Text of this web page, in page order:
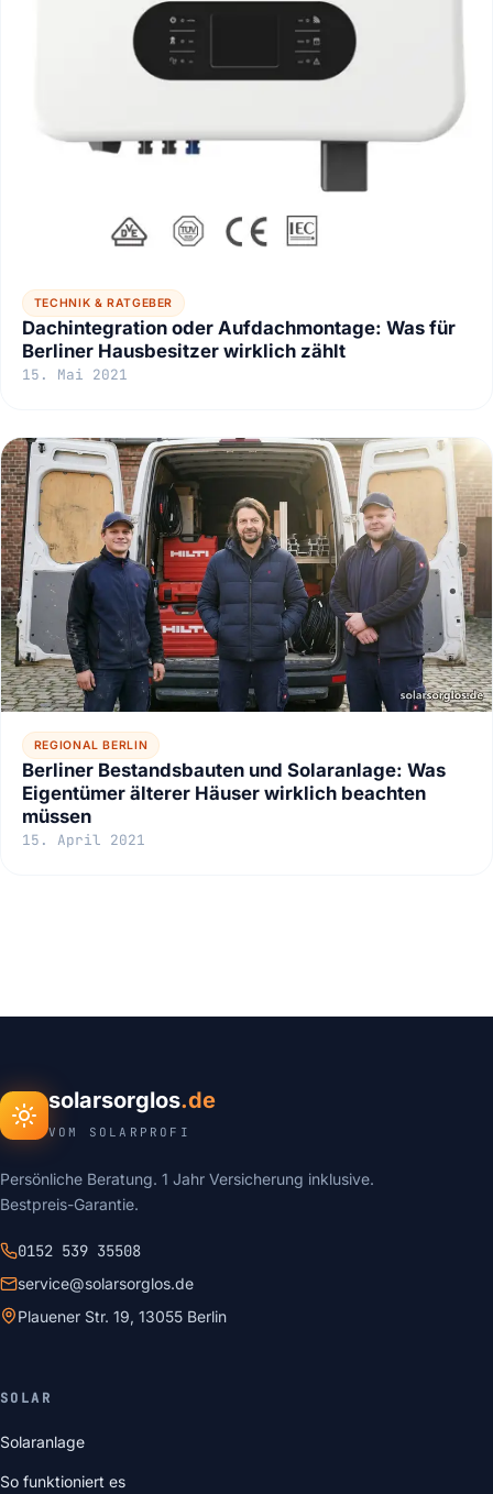
TECHNIK & RATGEBER
Dachintegration oder Aufdachmontage: Was für
Berliner Hausbesitzer wirklich zählt
15. Mai 2021
REGIONAL BERLIN
Berliner Bestandsbauten und Solaranlage: Was
Eigentümer älterer Häuser wirklich beachten
müssen
15. April 2021
solarsorglos.de
VOM SOLARPROFI
Persönliche Beratung. 1 Jahr Versicherung inklusive.
Bestpreis-Garantie.
0152 539 35508
service@solarsorglos.de
Plauener Str. 19, 13055 Berlin
SOLAR
Solaranlage
So funktioniert es